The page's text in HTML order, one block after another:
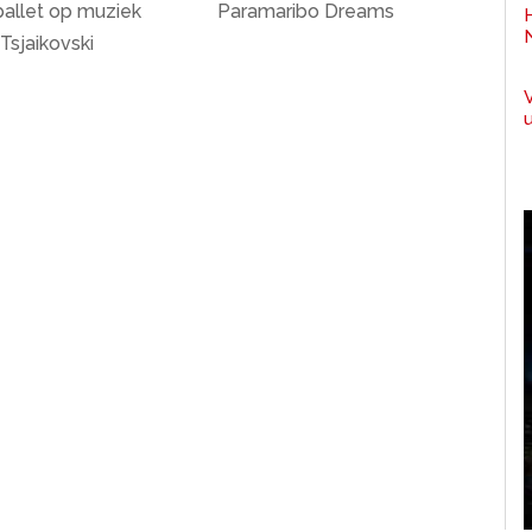
op muziek
Paramaribo Dreams